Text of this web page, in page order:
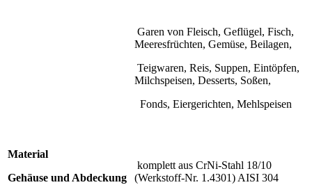
Garen von Fleisch, Geflügel, Fisch,
Meeresfrüchten, Gemüse, Beilagen,
Teigwaren, Reis, Suppen, Eintöpfen,
Milchspeisen, Desserts, Soßen,
Fonds, Eiergerichten, Mehlspeisen
Material
Gehäuse und Abdeckung
komplett aus CrNi-Stahl 18/10
(Werkstoff-Nr. 1.4301) AISI 304